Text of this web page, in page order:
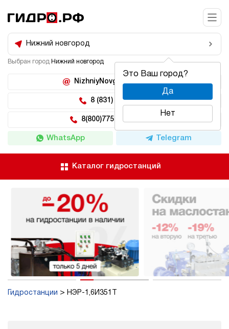
Нижний новгород
Это Ваш город?
Да
Нет
Выбран город Нижний новгород
NizhniyNovgorod@hidro.ru
8 (831) 266-47-71
8(800)775-04-62 доб 5
WhatsApp Telegram
Каталог гидростанций
Гидростанции НЭР-1,6И351Т